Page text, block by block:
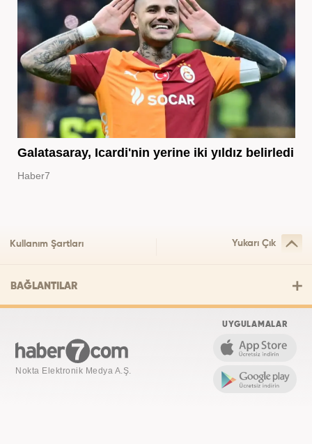
Galatasaray, Icardi'nin yerine iki yıldız belirledi
Haber7
Kullanım Şartları Yukarı Çık
BAĞLANTILAR
Nokta Elektronik Medya A.Ş.
UYGULAMALAR